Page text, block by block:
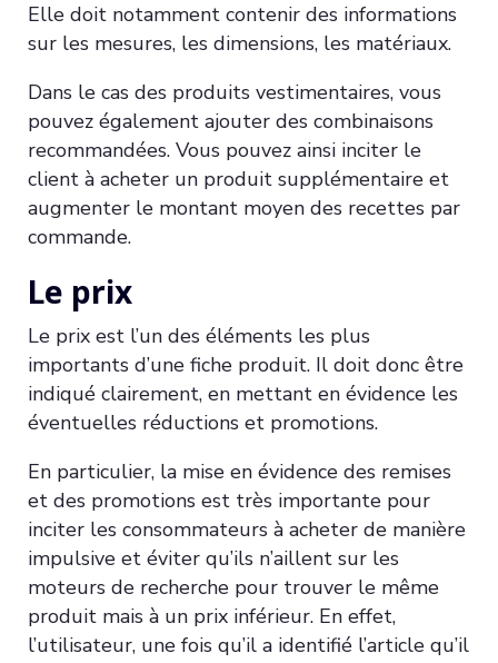
Elle doit notamment contenir des informations
sur les mesures, les dimensions, les matériaux.
Dans le cas des produits vestimentaires, vous
pouvez également ajouter des combinaisons
recommandées. Vous pouvez ainsi inciter le
client à acheter un produit supplémentaire et
augmenter le montant moyen des recettes par
commande.
Le prix
Le prix est l’un des éléments les plus
importants d’une fiche produit. Il doit donc être
indiqué clairement, en mettant en évidence les
éventuelles réductions et promotions.
En particulier, la mise en évidence des remises
et des promotions est très importante pour
inciter les consommateurs à acheter de manière
impulsive et éviter qu’ils n’aillent sur les
moteurs de recherche pour trouver le même
produit mais à un prix inférieur. En effet,
l’utilisateur, une fois qu’il a identifié l’article qu’il